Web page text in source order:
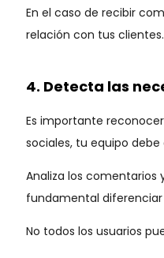
En el caso de recibir
relación con tus clientes.
4. Detecta las
Es importante
sociales, tu equipo
Analiza los comentarios
fundamental
No todos los usuarios